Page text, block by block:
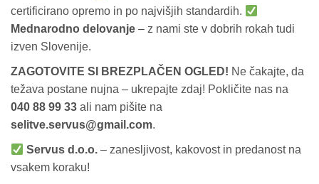
certificirano opremo in po najvišjih standardih.
Mednarodno delovanje – z nami ste v dobrih rokah tudi
izven Slovenije.
ZAGOTOVITE SI BREZPLAČEN OGLED! Ne čakajte, da
težava postane nujna – ukrepajte zdaj! Pokličite nas na
040 88 99 33 ali nam pišite na
selitve.servus@gmail.com.
Servus d.o.o. – zanesljivost, kakovost in predanost na
vsakem koraku!